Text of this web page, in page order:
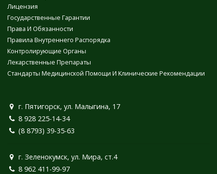
Лицензия
Государственные Гарантии
Права И Обязанности
Правила Внутреннего Распорядка
Контролирующие Органы
Лекарственные Препараты
Стандарты Медицинской Помощи И Клинические Рекомендации
г. Пятигорск, ул. Малыгина, 17
8 928 225-14-34
(8 8793) 39-35-63
г. Зеленокумск, ул. Мира, ст.4
8 962 411-99-97